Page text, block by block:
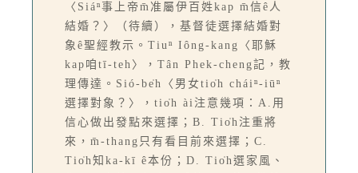
〈Siáⁿ事上帝m̄准屬伊百姓kap m̄信ê人
結婚？〉（待續），基督徒選擇結婚對
象ê聖經教示。Tiuⁿ Iông-kang〈耶穌
kap咱tī-teh〉，Tân Phek-cheng記，教
理傳達。Sió-be̍h〈男女tio̍h cháiⁿ-iūⁿ
選擇對象？〉，tio̍h ài注意幾項：A.用
信心做出發點來選擇；B. Tio̍h注重將
來，m̄-thang只有看目前來選擇；C.
Tio̍h知ka-kī ê本份；D. Tio̍h選家風、